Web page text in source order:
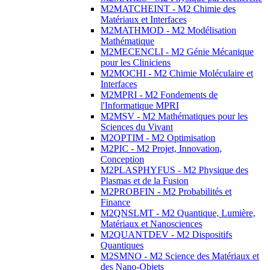
M2MATCHEINT - M2 Chimie des
Matériaux et Interfaces
M2MATHMOD - M2 Modélisation
Mathématique
M2MECENCLI - M2 Génie Mécanique
pour les Cliniciens
M2MOCHI - M2 Chimie Moléculaire et
Interfaces
M2MPRI - M2 Fondements de
l'Informatique MPRI
M2MSV - M2 Mathématiques pour les
Sciences du Vivant
M2OPTIM - M2 Optimisation
M2PIC - M2 Projet, Innovation,
Conception
M2PLASPHYFUS - M2 Physique des
Plasmas et de la Fusion
M2PROBFIN - M2 Probabilités et
Finance
M2QNSLMT - M2 Quantique, Lumière,
Matériaux et Nanosciences
M2QUANTDEV - M2 Dispositifs
Quantiques
M2SMNO - M2 Science des Matériaux et
des Nano-Objets